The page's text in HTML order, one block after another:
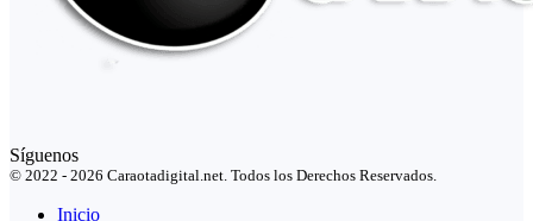
Síguenos
© 2022 - 2026 Caraotadigital.net. Todos los Derechos Reservados.
Inicio